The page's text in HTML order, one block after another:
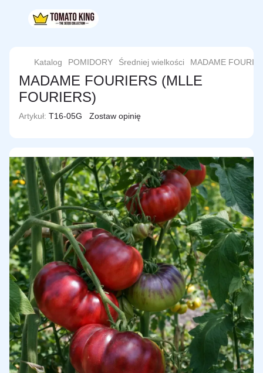
Katalog POMIDORY Średniej wielkości MADAME
MADAME FOURIERS (MLLE
FOURIERS)
Artykuł: T16-05G Zostaw opinię